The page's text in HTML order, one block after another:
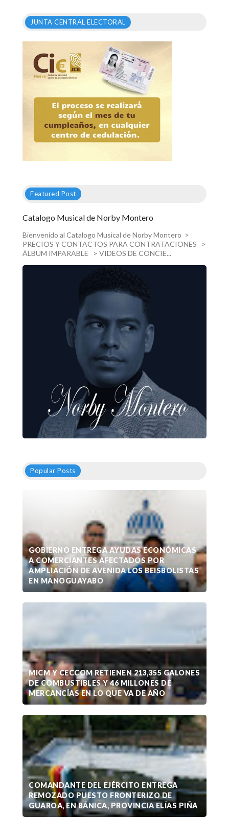
JUNTA CENTRAL ELECTORAL
Featured Post
Catalogo Musical de Norby Montero
Bienvenido al Catalogo Musical de Norby Montero >
PRECIOS Y CONTACTOS PARA CONTRATACIONES >
ÁLBUM IMPARABLE > VIDEOS DE CONCIE...
Popular Posts
GOBIERNO ENTREGA AYUDAS ECONÓMICAS
A COMERCIANTES AFECTADOS POR
AMPLIACIÓN DE AVENIDA LOS BEISBOLISTAS
EN MANOGUAYABO
MICM Y CECCOM RETIENEN 213,355 GALONES
DE COMBUSTIBLES Y 46 MILLONES DE
MERCANCÍAS EN LO QUE VA DE AÑO
COMANDANTE DEL EJÉRCITO ENTREGA
REMOZADO PUESTO FRONTERIZO DE
GUAROA, EN BÁNICA, PROVINCIA ELÍAS PIÑA